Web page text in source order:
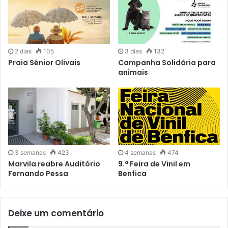
partilharem um momento de harmonia e bem-estar; à
tarde, a conferência Literatura japonesa do pós-guerra –
Osamu Dazai, Mishima, Kawabata e Endo Shunsaku, com o
professor José Álvares, revisita autores que marcaram a
modernidade literária nipónica.
Oriente pode encontrar centenas de títulos a preços
especiais e um programa em que o livro e a leitura se
unem a outras formas de descoberta.
2 dias 105
Praia Sénior Olivais
3 dias 132
Campanha Solidária para
animais
3 semanas 423
Marvila reabre Auditório
Fernando Pessa
4 semanas 474
9.ª Feira de Vinil em
Benfica
Deixe um comentário